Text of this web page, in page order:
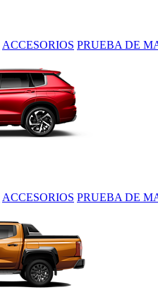
ACCESORIOS PRUEBA DE
ACCESORIOS PRUEBA DE